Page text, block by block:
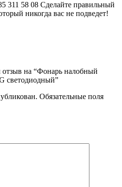
311 58 08 Сделайте правильный
никогда вас не подведет!
отзыв на “Фонарь налобный
светодиодный”
Обязательные поля